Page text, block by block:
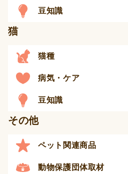
豆知識
猫
猫種
病気・ケア
豆知識
その他
ペット関連商品
動物保護団体取材